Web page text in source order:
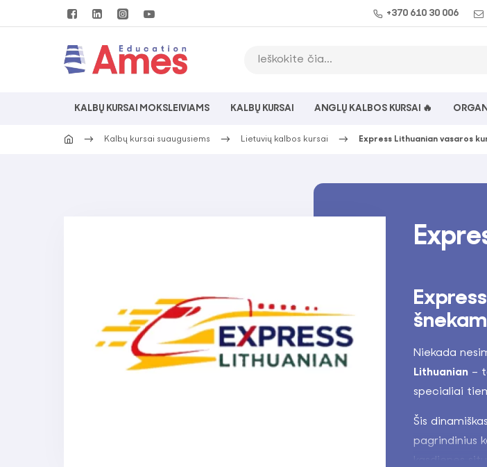
+370 610 30 006
KALBŲ KURSAI MOKSLEIVIAMS KALBŲ KURSAI ANGLŲ KALBOS KURSAI 🔥
Kalbų kursai suaugusiems Lietuvių kalbos kursai Express Lithuanian vasaros
Niekada
Lithuanian –
specialiai
Šis
pagrindinius